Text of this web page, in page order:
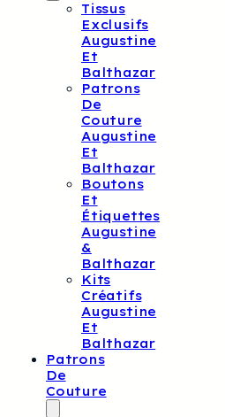
Tissus
Exclusifs
Augustine
Et
Balthazar
Patrons
De
Couture
Augustine
Et
Balthazar
Boutons
Et
Étiquettes
Augustine
&
Balthazar
Kits
Créatifs
Augustine
Et
Balthazar
Patrons
De
Couture